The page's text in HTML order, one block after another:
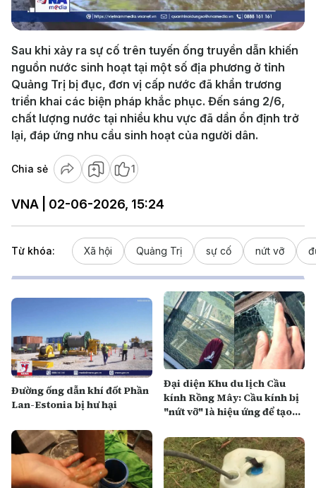
Video
Sau khi xảy ra sự cố trên tuyến ống truyền dẫn khiến
nguồn nước sinh hoạt tại một số địa phương ở tỉnh
Quảng Trị bị đục, đơn vị cấp nước đã khẩn trương
triển khai các biện pháp khắc phục. Đến sáng 2/6,
chất lượng nước tại nhiều khu vực đã dần ổn định trở
lại, đáp ứng nhu cầu sinh hoạt của người dân.
Chia sẻ 1
VNA | 02-06-2026, 15:24
Từ khóa: Xã hội Quảng Trị sự cố nứt vỡ
Đường ống dẫn khí đốt Phần
Lan-Estonia bị hư hại
Đại diện Khu du lịch Cầu
kính Rồng Mây: Cầu kính bị
"nứt vỡ" là hiệu ứng để tạo